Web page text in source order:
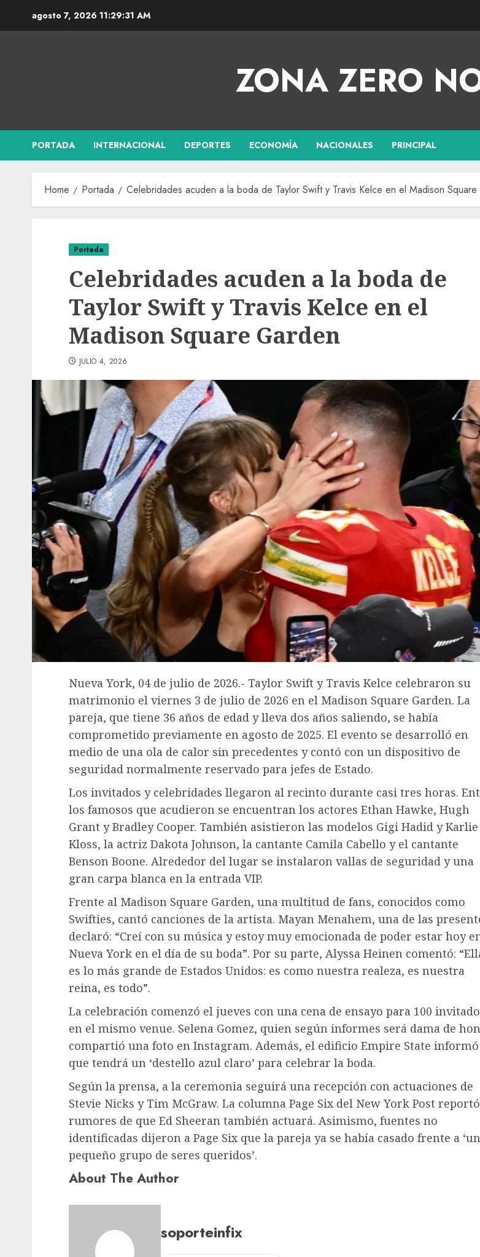
agosto 7, 2026 11:29:32 AM
ZONA ZERO
PORTADA INTERNACIONAL DEPORTES ECONOMÍA NACIONALES PRINCIPAL
Home Portada Celebridades acuden a la boda de Taylor Swift y Travis Kelce en el Madison
Portada
Celebridades acuden a la boda de
Taylor Swift y Travis Kelce en el
Madison Square Garden
JULIO 4, 2026
Nueva York, 04 de julio de 2026.- Taylor Swift y Travis Kelce celebraron su
matrimonio el viernes 3 de julio de 2026 en el Madison Square Garden. La
pareja, que tiene 36 años de edad y lleva dos años saliendo, se había
comprometido previamente en agosto de 2025. El evento se desarrolló en
medio de una ola de calor sin precedentes y contó con un dispositivo de
seguridad normalmente reservado para jefes de Estado.
Los invitados y celebridades llegaron al recinto durante casi tres horas.
los famosos que acudieron se encuentran los actores Ethan Hawke, Hugh
Grant y Bradley Cooper. También asistieron las modelos Gigi Hadid y Karlie
Kloss, la actriz Dakota Johnson, la cantante Camila Cabello y el cantante
Benson Boone. Alrededor del lugar se instalaron vallas de seguridad y una
gran carpa blanca en la entrada VIP.
Frente al Madison Square Garden, una multitud de fans, conocidos como
Swifties, cantó canciones de la artista. Mayan Menahem, una de las
declaró: “Creí con su música y estoy muy emocionada de poder estar hoy
Nueva York en el día de su boda”. Por su parte, Alyssa Heinen comentó:
es lo más grande de Estados Unidos: es como nuestra realeza, es nuestra
reina, es todo”.
La celebración comenzó el jueves con una cena de ensayo para 100
en el mismo venue. Selena Gomez, quien según informes será dama de
compartió una foto en Instagram. Además, el edificio Empire State informó
que tendrá un ‘destello azul claro’ para celebrar la boda.
Según la prensa, a la ceremonia seguirá una recepción con actuaciones de
Stevie Nicks y Tim McGraw. La columna Page Six del New York Post reportó
rumores de que Ed Sheeran también actuará. Asimismo, fuentes no
identificadas dijeron a Page Six que la pareja ya se había casado frente a ‘un
pequeño grupo de seres queridos’.
About The Author
soporteinfix